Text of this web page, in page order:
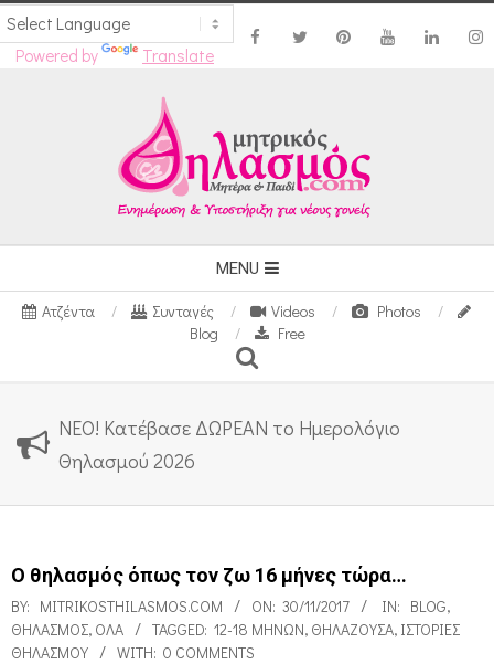
Powered by Translate
Navigation
Menu
MENU
Ατζέντα Συνταγές Videos
Photos
Blog
Free
Search
ΝΕΟ! Κατέβασε ΔΩΡΕΑΝ το Ημερολόγιο
Θηλασμού 2026
Ο θηλασμός όπως τον ζω 16 μήνες τώρα…
BY: MITRIKOSTHILASMOS.COM ON: 30/11/2017 IN: BLOG,
ΘΗΛΑΣΜΌΣ, ΌΛΑ TAGGED: 12-18 ΜΗΝΏΝ, ΘΗΛΆΖΟΥΣΑ, ΙΣΤΟΡΊΕΣ
ΘΗΛΑΣΜΟΎ
WITH: 0 COMMENTS